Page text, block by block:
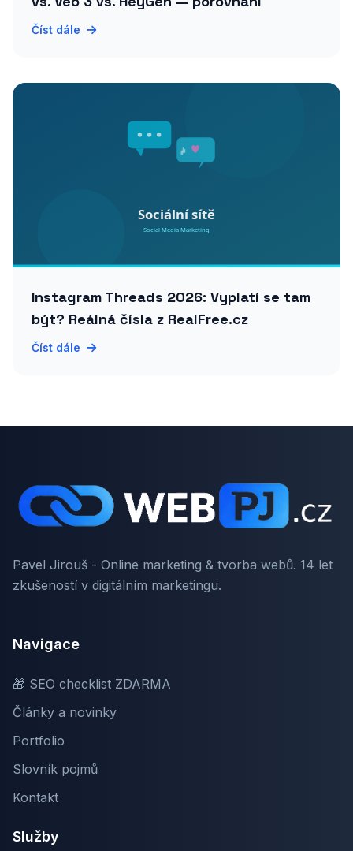
Číst dále
Instagram Threads 2026: Vyplatí se tam
být? Reálná čísla z RealFree.cz
Číst dále
Pavel Jirouš - Online marketing & tvorba webů. 14 let
zkušeností v digitálním marketingu.
Navigace
🎁 SEO checklist ZDARMA
Články a novinky
Portfolio
Slovník pojmů
Kontakt
Služby